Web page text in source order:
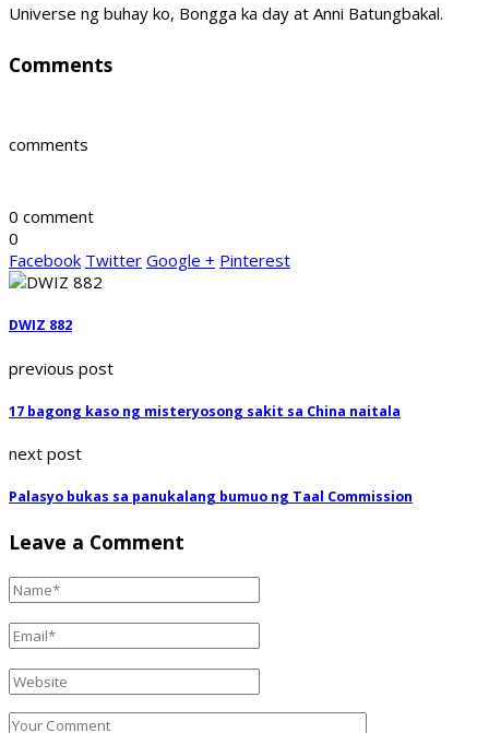
Universe ng buhay ko, Bongga ka day at Anni Batungbakal.
Comments
comments
0 comment
0
Facebook Twitter Google + Pinterest
DWIZ 882
previous post
17 bagong kaso ng misteryosong sakit sa China naitala
next post
Palasyo bukas sa panukalang bumuo ng Taal Commission
Leave a Comment